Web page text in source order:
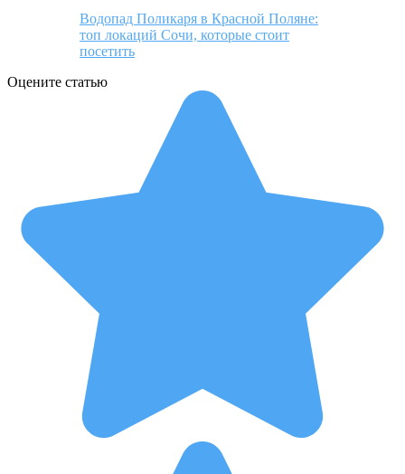
Водопад Поликаря в Красной Поляне:
топ локаций Сочи, которые стоит
посетить
Оцените статью